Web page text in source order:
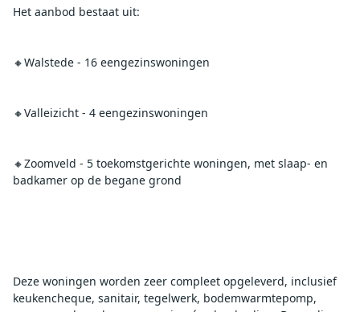
Het aanbod bestaat uit:
🔸Walstede - 16 eengezinswoningen
🔸Valleizicht - 4 eengezinswoningen
🔸Zoomveld - 5 toekomstgerichte woningen, met slaap- en
badkamer op de begane grond
Deze woningen worden zeer compleet opgeleverd, inclusief
keukencheque, sanitair, tegelwerk, bodemwarmtepomp,